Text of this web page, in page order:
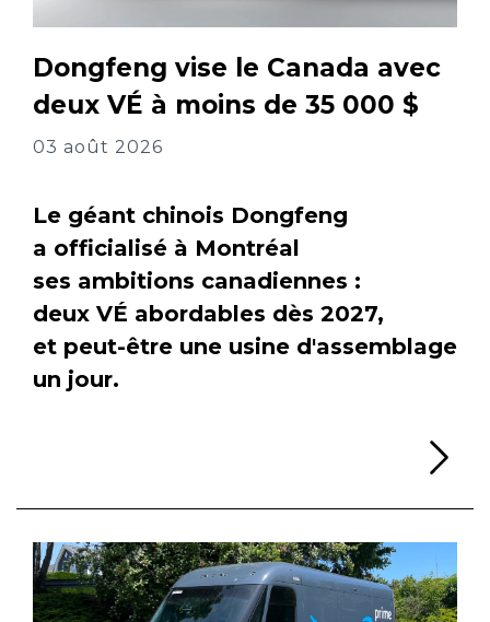
Dongfeng vise le Canada avec
deux VÉ à moins de 35 000 $
03 août 2026
Le géant chinois Dongfeng
a officialisé à Montréal
ses ambitions canadiennes :
deux VÉ abordables dès 2027,
et peut-être une usine d'assemblage
un jour.